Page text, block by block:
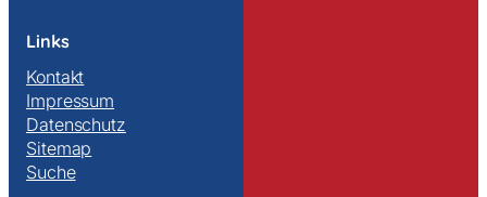
Links
Kontakt
Impressum
Datenschutz
Sitemap
Suche